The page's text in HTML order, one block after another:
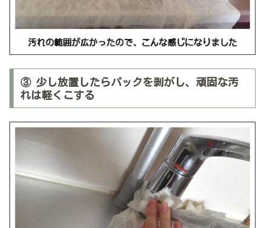
③ 少し放置したらパックを剥がし、頑固な汚
れは軽くこする